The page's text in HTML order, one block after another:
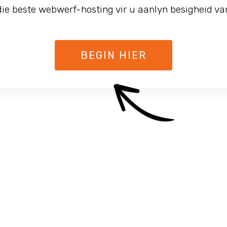
beste webwerf-hosting vir u aanlyn besigheid
BEGIN HIER